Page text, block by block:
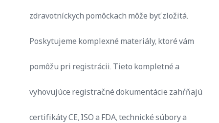
zdravotníckych pomôckach môže byť zložitá.
Poskytujeme komplexné materiály, ktoré vám
pomôžu pri registrácii. Tieto kompletné a
vyhovujúce registračné dokumentácie zahŕňajú
certifikáty CE, ISO a FDA, technické súbory a